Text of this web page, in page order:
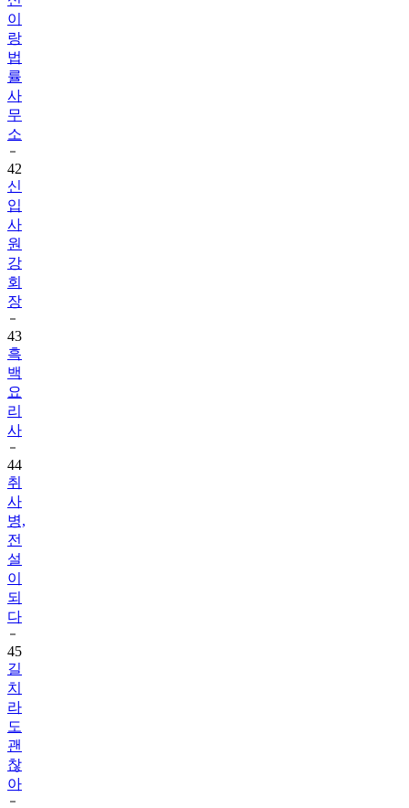
이
랑
법
률
사
무
소
42
신
입
사
원
강
회
장
43
흑
백
요
리
사
44
취
사
병,
전
설
이
되
다
45
길
치
라
도
괜
찮
아